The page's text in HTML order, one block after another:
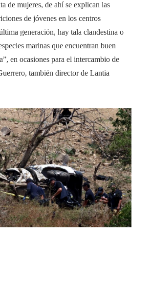
de mujeres, de ahí se explican las
de jóvenes en los centros
generación, hay tala clandestina o
marinas que encuentran buen
en ocasiones para el intercambio de
también director de Lantia